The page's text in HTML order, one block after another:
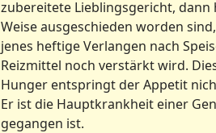
zubereitete Lieblingsgericht,
Weise ausgeschieden worden
jenes heftige Verlangen nach
Reizmittel noch verstärkt wird.
Hunger entspringt der Appetit
Er ist die Hauptkrankheit einer
gegangen ist.